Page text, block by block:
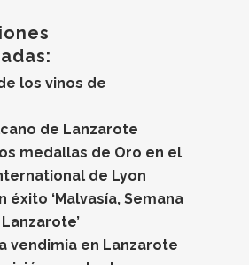
los vinos de
de Lanzarote
medallas de Oro en el
de Lyon
éxito ‘Malvasía, Semana
vendimia en Lanzarote